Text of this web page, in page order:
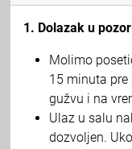
1. Dolazak u
Molimo
15 minuta pre
gužvu i na
Ulaz u salu
dozvoljen.